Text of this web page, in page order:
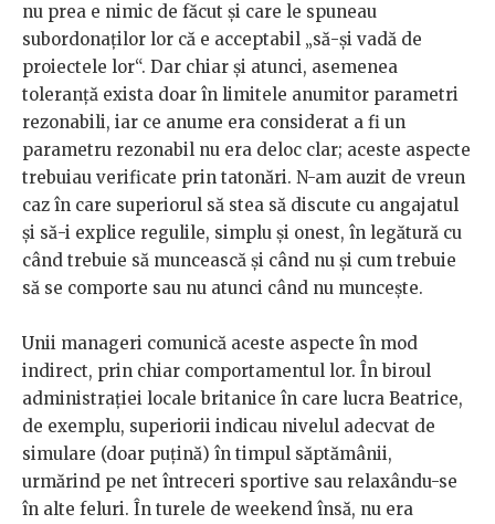
nu prea e nimic de făcut și care le spuneau
subordonaților lor că e acceptabil „să-și vadă de
proiectele lor“. Dar chiar și atunci, asemenea
toleranță exista doar în limitele anumitor parametri
rezonabili, iar ce anume era considerat a fi un
parametru rezonabil nu era deloc clar; aceste aspecte
trebuiau verificate prin tatonări. N-am auzit de vreun
caz în care superiorul să stea să discute cu angajatul
și să-i explice regulile, simplu și onest, în legătură cu
când trebuie să muncească și când nu și cum trebuie
să se comporte sau nu atunci când nu muncește.
Unii manageri comunică aceste aspecte în mod
indirect, prin chiar comportamentul lor. În biroul
administrației locale britanice în care lucra Beatrice,
de exemplu, superiorii indicau nivelul adecvat de
simulare (doar puțină) în timpul săptămânii,
urmărind pe net întreceri sportive sau relaxându-se
în alte feluri. În turele de weekend însă, nu era